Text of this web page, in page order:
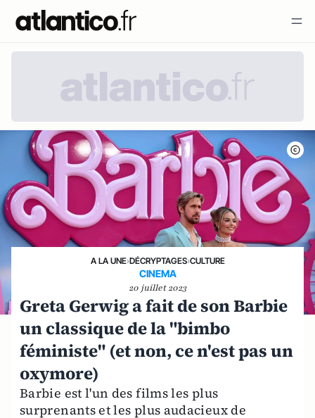
A LA UNE›DÉCRYPTAGES›CULTURE
CINEMA
20 juillet 2023
Greta Gerwig a fait de son Barbie
un classique de la "bimbo
féministe" (et non, ce n'est pas un
oxymore)
Barbie est l'un des films les plus
surprenants et les plus audacieux de